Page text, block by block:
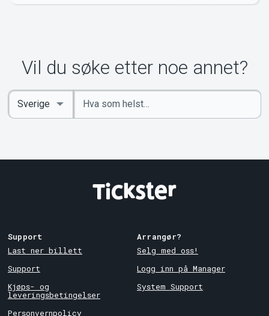
Vil du søke etter noe annet?
Angi
nøkkelord
Select
Country
Support
Last ner billett
Support
Kjøps- og
leveringsbetingelser
Personvernpolicy
Arrangør?
Selg med oss!
Logg inn på Manager
System Support